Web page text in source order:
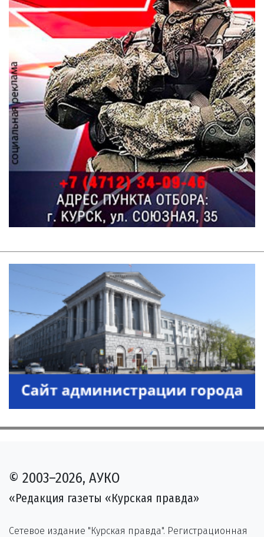
© 2003–2026, АУКО
«Редакция газеты «Курская правда»
Сетевое издание "Курская правда". Регистрационная